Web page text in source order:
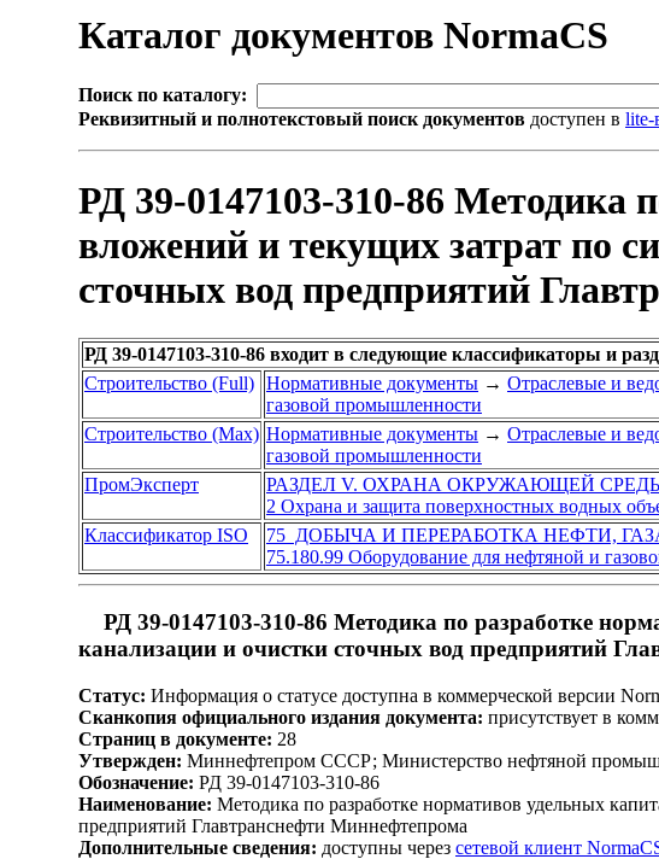
Каталог документов NormaCS
Поиск по каталогу:
Реквизитный и полнотекстовый поиск документов доступен в lite-
РД 39-0147103-310-86 Методика
вложений и текущих затрат по
сточных вод предприятий
РД 39-0147103-310-86 входит в следующие классификаторы и
Строительство (Full) Нормативные документы → Отраслевые и
газовой промышленности
Строительство (Max) Нормативные документы → Отраслевые и
газовой промышленности
ПромЭксперт
РАЗДЕЛ V. ОХРАНА ОКРУЖАЮЩЕЙ
2 Охрана и защита поверхностных водных
Классификатор ISO
75 ДОБЫЧА И ПЕРЕРАБОТКА НЕФТИ,
75.180.99 Оборудование для нефтяной и
РД 39-0147103-310-86 Методика по разработке
канализации и очистки сточных вод предприятий
Статус: Информация о статусе доступна в коммерческой версии
Сканкопия официального издания документа: присутствует в
Страниц в документе: 28
Утвержден: Миннефтепром СССР; Министерство нефтяной
Обозначение: РД 39-0147103-310-86
Наименование: Методика по разработке нормативов удельных
предприятий Главтранснефти Миннефтепрома
Дополнительные сведения: доступны через сетевой клиент